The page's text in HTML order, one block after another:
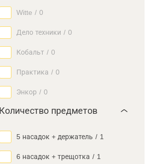
Witte / 0
Дело техники / 0
Кобальт / 0
Практика / 0
Энкор / 0
Количество предметов
5 насадок + держатель / 1
6 насадок + трещотка / 1